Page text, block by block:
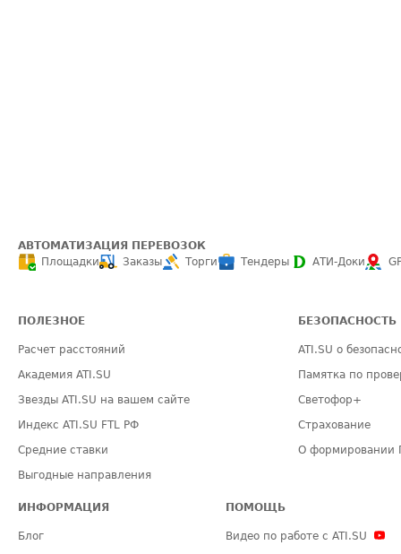
АВТОМАТИЗАЦИЯ ПЕРЕВОЗОК
Площадки
Заказы Торги Тендеры АТИ-Доки
ПОЛЕЗНОЕ
Расчет расстояний
Академия ATI.SU
Звезды ATI.SU на вашем сайте
Индекс ATI.SU FTL РФ
Средние ставки
Выгодные направления
БЕЗОПАСНОСТЬ
ATI.SU о
Памятка по
Светофор+
Страхование
О формировании
ИНФОРМАЦИЯ
Блог
ПОМОЩЬ
Видео по работе с ATI.SU